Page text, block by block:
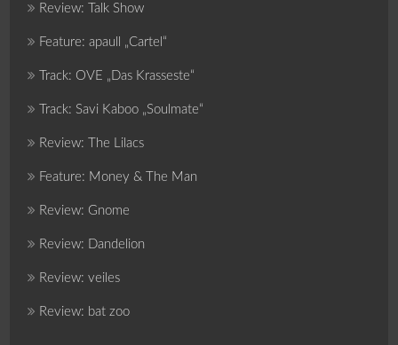
Review: Talk Show
Feature: apaull „Cartel“
Track: OVE „Das Krasseste“
Track: Savi Kaboo „Soulmate“
Review: The Lilacs
Feature: Money & The Man
Review: Gnome
Review: Dandelion
Review: veiles
Review: bat zoo